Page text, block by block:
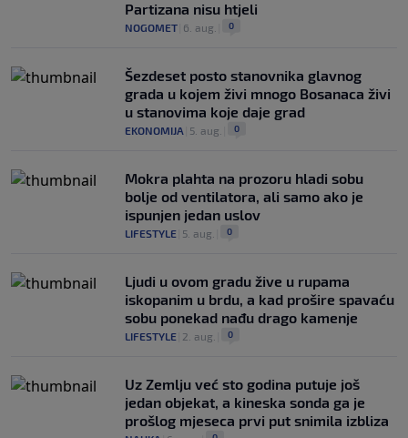
Partizana nisu htjeli
NOGOMET 6. aug. 0
Šezdeset posto stanovnika glavnog
grada u kojem živi mnogo Bosanaca živi
u stanovima koje daje grad
EKONOMIJA 5. aug. 0
Mokra plahta na prozoru hladi sobu
bolje od ventilatora, ali samo ako je
ispunjen jedan uslov
LIFESTYLE 5. aug. 0
Ljudi u ovom gradu žive u rupama
iskopanim u brdu, a kad prošire spavaću
sobu ponekad nađu drago kamenje
LIFESTYLE 2. aug. 0
Uz Zemlju već sto godina putuje još
jedan objekat, a kineska sonda ga je
prošlog mjeseca prvi put snimila izbliza